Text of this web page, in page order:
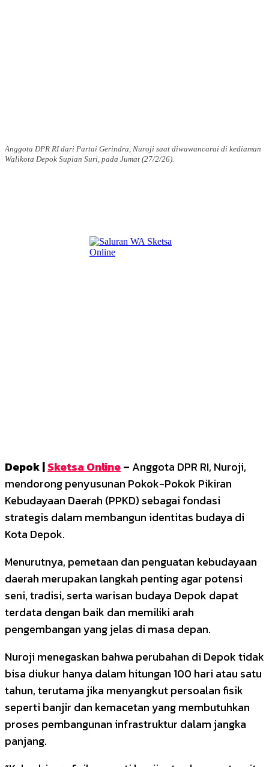
Anggota DPR RI dari Partai Gerindra, Nuroji saat diwawancarai di kediaman
Walikota Depok Supian Suri, pada Jumat (27/2/26).
Depok |Sketsa Online– Anggota DPR RI, Nuroji,
mendorong penyusunan Pokok-Pokok Pikiran
Kebudayaan Daerah (PPKD) sebagai fondasi
strategis dalam membangun identitas budaya di
Kota Depok.
Menurutnya, pemetaan dan penguatan kebudayaan
daerah merupakan langkah penting agar potensi
seni, tradisi, serta warisan budaya Depok dapat
terdata dengan baik dan memiliki arah
pengembangan yang jelas di masa depan.
Nuroji menegaskan bahwa perubahan di Depok tidak
bisa diukur hanya dalam hitungan 100 hari atau satu
tahun, terutama jika menyangkut persoalan fisik
seperti banjir dan kemacetan yang membutuhkan
proses pembangunan infrastruktur dalam jangka
panjang.